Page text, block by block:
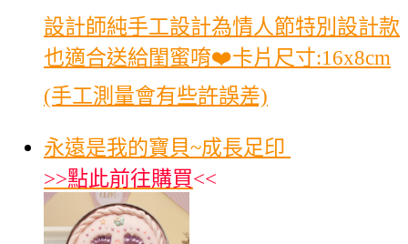
設計師純手工設計為情人節特別設計款
也適合送給閨蜜唷❤️卡片尺寸:16x8cm
(手工測量會有些許誤差)
永遠是我的寶貝~成長足印
>>點此前往購買<<